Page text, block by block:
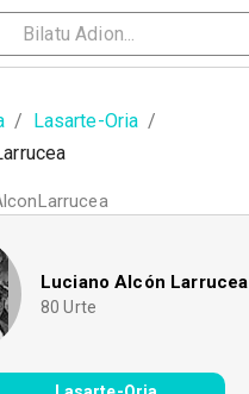
/ Lasarte-Oria /
Luciano Alcón Larrucea
80 Urte